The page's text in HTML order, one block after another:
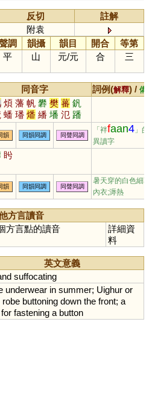
反切
註解
附袁
調 韻攝 韻目 開合
等第
平 山 元/元 合 三
同音字 詞例(解釋) / 備
煩 藩 帆 礬 樊 蕃 釩
蟠 璠 燔 繙 墦 氾 蹯
薠 膰 颿 瀿 笲 軓 鐇
瀪 勫 杋 柉 籵
韻 同韻同調 同聲同調
「袢faan4 」的
異讀字
盻
韻 同韻同調 同聲同調
暑天穿的白色細葛
內衣;溽熱
方言讀音
方言點的讀音
詳細資
料
英文意義
suffocating
underwear in summer; Uighur or
robe buttoning down the front; a
for fastening a button